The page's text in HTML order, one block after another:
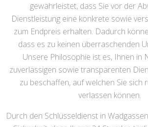
gewährleistet, dass Sie vor der
Dienstleistung eine konkrete sowie
zum Endpreis erhalten. Dadurch
dass es zu keinen überraschenden
Unsere Philosophie ist es, Ihnen in
zuverlässigen sowie transparenten
zu beschaffen, auf welchen Sie sich
verlassen können.
Durch den Schlüsseldienst in